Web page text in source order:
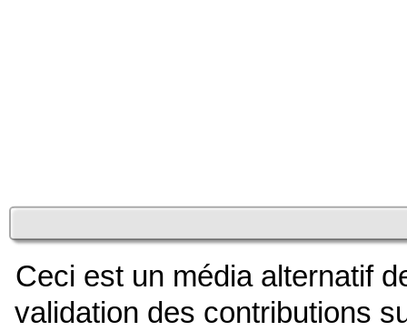
Ceci est un média alternatif
validation des contributions